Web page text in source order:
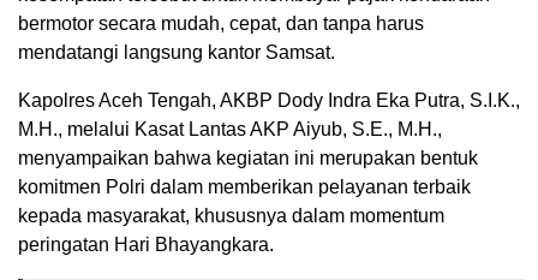
bermotor secara mudah, cepat, dan tanpa harus
mendatangi langsung kantor Samsat.
Kapolres Aceh Tengah, AKBP Dody Indra Eka Putra, S.I.K.,
M.H., melalui Kasat Lantas AKP Aiyub, S.E., M.H.,
menyampaikan bahwa kegiatan ini merupakan bentuk
komitmen Polri dalam memberikan pelayanan terbaik
kepada masyarakat, khususnya dalam momentum
peringatan Hari Bhayangkara.